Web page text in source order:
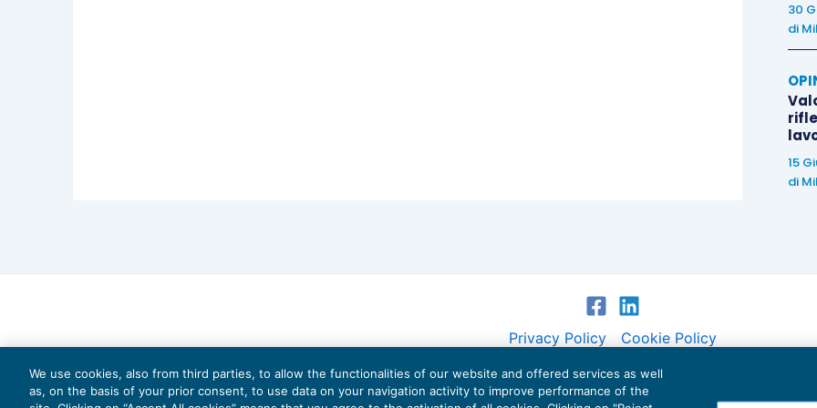
30
di
15
di
Privacy Policy Cookie Policy
Euroconference NEWS è una testata registrata al Tribunale di Milano Reg. n. 8556/2026
Direttore responsabile Sandro Cerato
We use cookies, also from third parties, to allow the functionalities of our website and offered services as well
as, on the basis of your prior consent, to use data on your navigation activity to improve performance of the